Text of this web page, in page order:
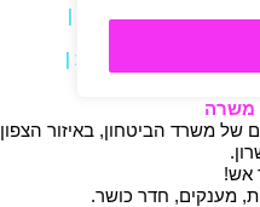
|כפר סבא|נתניה
|
משמרות|
משרה
משרד הביטחון, באיזור הצפון
אש!
מענקים, חדר כושר.